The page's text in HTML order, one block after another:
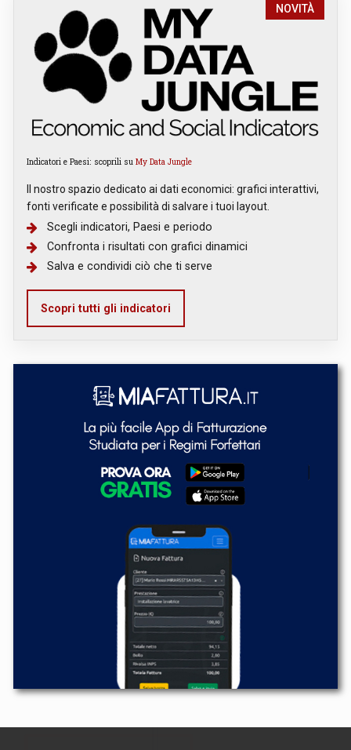
NOVITÀ
Indicatori e Paesi: scoprili su My Data Jungle
Il nostro spazio dedicato ai dati economici: grafici interattivi,
fonti verificate e possibilità di salvare i tuoi layout.
Scegli indicatori, Paesi e periodo
Confronta i risultati con grafici dinamici
Salva e condividi ciò che ti serve
Scopri tutti gli indicatori